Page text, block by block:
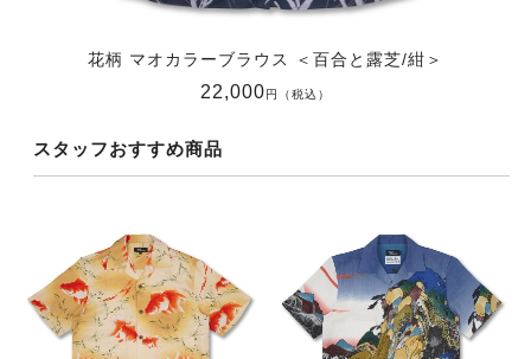
花柄 マオカラーブラウス ＜百合と露芝/紺＞
22,000円（税込）
スタッフおすすめ商品